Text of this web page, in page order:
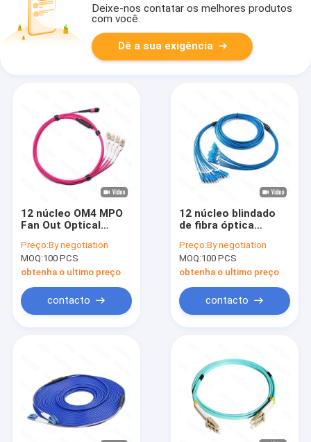
Deixe-nos contatar os melhores produtos
com você.
Dê a sua exigência
12 núcleo OM4 MPO
Fan Out Optical
Optic Patch Cords
Preço:By negotiation
MOQ:100 PCS
obtenha o ultimo preço
contacto
12 núcleo blindado
de fibra óptica
ramificação de patch
cabo à prova d'água
OM3
Preço:By negotiation
MOQ:100 PCS
obtenha o ultimo preço
contacto